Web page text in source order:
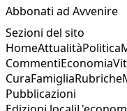
Abbonati ad Avvenire
Sezioni del sito
HomeAttualitàPolitica
CommentiEconomia
CuraFamigliaRubriche
Pubblicazioni